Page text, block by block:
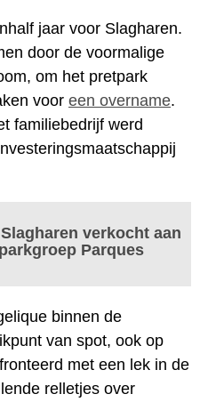
jaar voor Slagharen.
door de voormalige
om het pretpark
voor een overname.
familiebedrijf werd
verkocht aan
Parques
binnen de
van spot, ook op
met een lek in de
relletjes over